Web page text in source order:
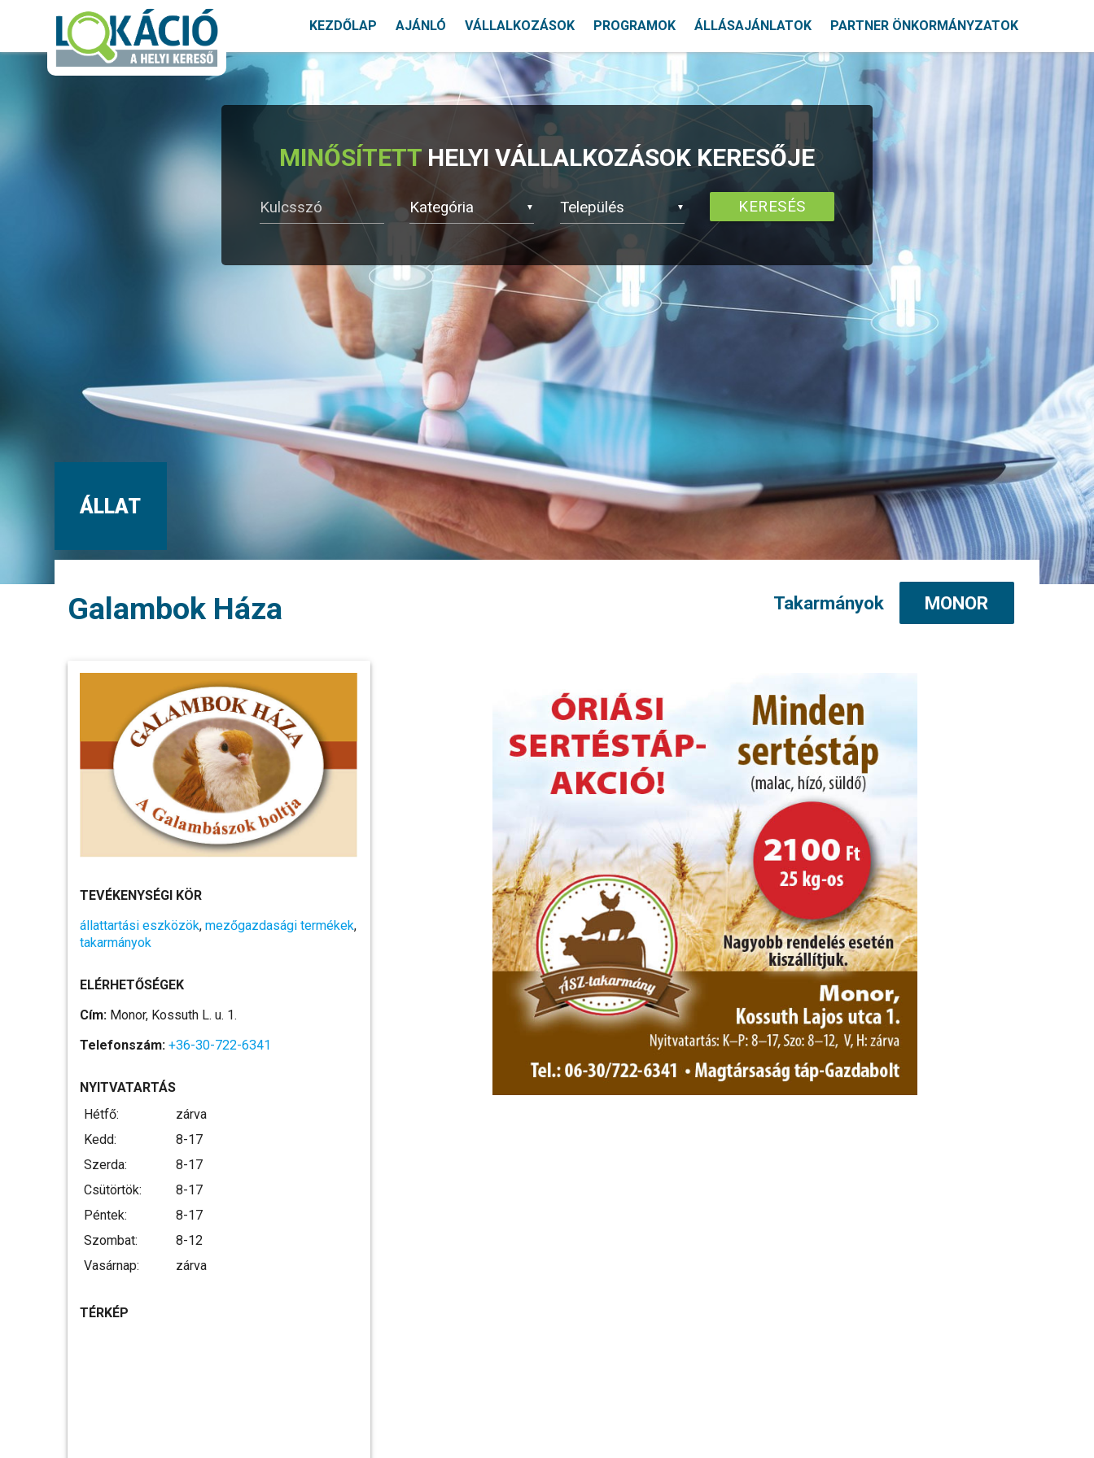
KEZDŐLAP AJÁNLÓ VÁLLALKOZÁSOK PROGRAMOK ÁLLÁSAJÁNLATOK PARTNER ÖNKORMÁNYZATOK
MINŐSÍTETTHELYI VÁLLALKOZÁSOK KERESŐJE
▼ ▼
ÁLLAT
Galambok Háza Takarmányok MONOR
TEVÉKENYSÉGI KÖR
állattartási eszközök,mezőgazdasági termékek,
takarmányok
ELÉRHETŐSÉGEK
Cím: Monor, Kossuth L. u. 1.
Telefonszám:+36-30-722-6341
NYITVATARTÁS
Hétfő:
zárva
Kedd:
8-17
Szerda:
8-17
Csütörtök:
8-17
Péntek:
8-17
Szombat:
8-12
Vasárnap:
zárva
TÉRKÉP